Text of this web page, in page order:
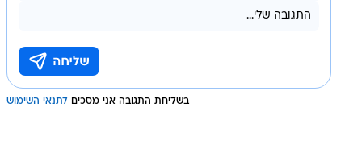
בשליחת התגובה אני מסכים לתנאי השימוש